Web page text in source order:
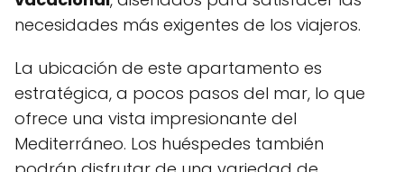
necesidades más exigentes de los viajeros.
La ubicación de este apartamento es
estratégica, a pocos pasos del mar, lo que
ofrece una vista impresionante del
Mediterráneo. Los huéspedes también